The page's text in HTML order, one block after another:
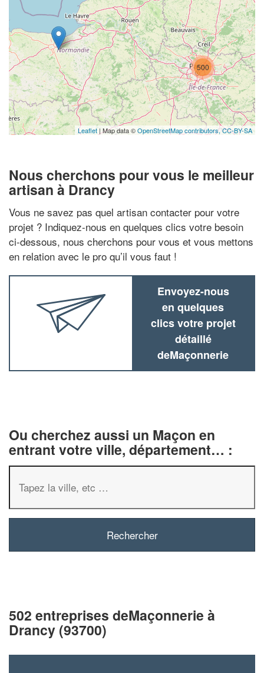
500
Leaflet | Map data ©OpenStreetMap contributors,CC-BY-SA
Nous cherchons pour vous le meilleur
artisan à Drancy
Vous ne savez pas quel artisan contacter pour votre
projet ? Indiquez-nous en quelques clics votre besoin
ci-dessous, nous cherchons pour vous et vous mettons
en relation avec le pro qu’il vous faut !
Envoyez-nous
en quelques
clics votre projet
détaillé
deMaçonnerie
Ou cherchez aussi un Maçon en
entrant votre ville, département… :
502 entreprises deMaçonnerie à
Drancy (93700)